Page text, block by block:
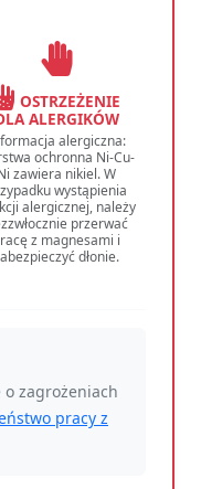
OSTRZEŻENIE
ALERGIKÓW
alergiczna:
ochronna Ni-Cu-
zawiera nikiel. W
wystąpienia
alergicznej, należy
przerwać
z magnesami i
dłonie.
o zagrożeniach
pracy z